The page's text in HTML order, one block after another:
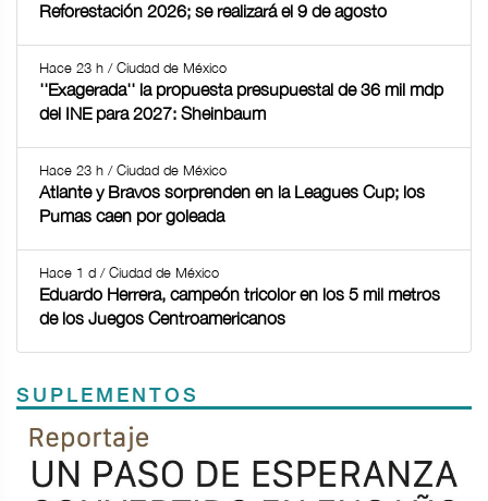
Reforestación 2026; se realizará el 9 de agosto
Hace 23 h / Ciudad de México
''Exagerada'' la propuesta presupuestal de 36 mil mdp
del INE para 2027: Sheinbaum
Hace 23 h / Ciudad de México
Atlante y Bravos sorprenden en la Leagues Cup; los
Pumas caen por goleada
Hace 1 d / Ciudad de México
Eduardo Herrera, campeón tricolor en los 5 mil metros
de los Juegos Centroamericanos
SUPLEMENTOS
Previous